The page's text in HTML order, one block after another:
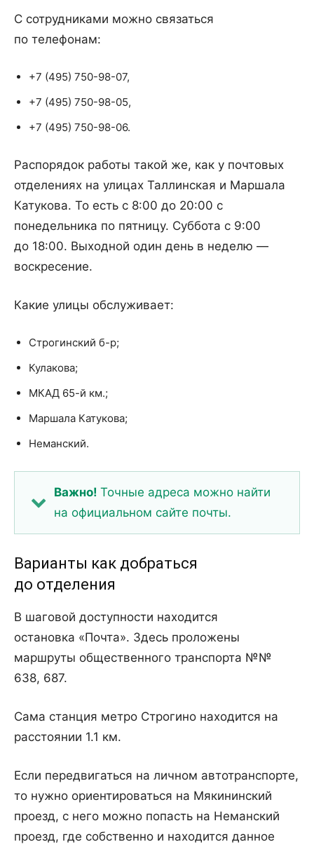
С сотрудниками можно связаться
по телефонам:
+7 (495) 750-98-07,
+7 (495) 750-98-05,
+7 (495) 750-98-06.
Распорядок работы такой же, как у почтовых
отделениях на улицах Таллинская и Маршала
Катукова. То есть с 8:00 до 20:00 с
понедельника по пятницу. Суббота с 9:00
до 18:00. Выходной один день в неделю —
воскресение.
Какие улицы обслуживает:
Строгинский б-р;
Кулакова;
МКАД 65-й км.;
Маршала Катукова;
Неманский.
Важно!Точные адреса можно найти
на официальном сайте почты.
Варианты как добраться
до отделения
В шаговой доступности находится
остановка «Почта». Здесь проложены
маршруты общественного транспорта №№
638, 687.
Сама станция метро Строгино находится на
расстоянии 1.1 км.
Если передвигаться на личном автотранспорте,
то нужно ориентироваться на Мякининский
проезд, с него можно попасть на Неманский
проезд, где собственно и находится данное